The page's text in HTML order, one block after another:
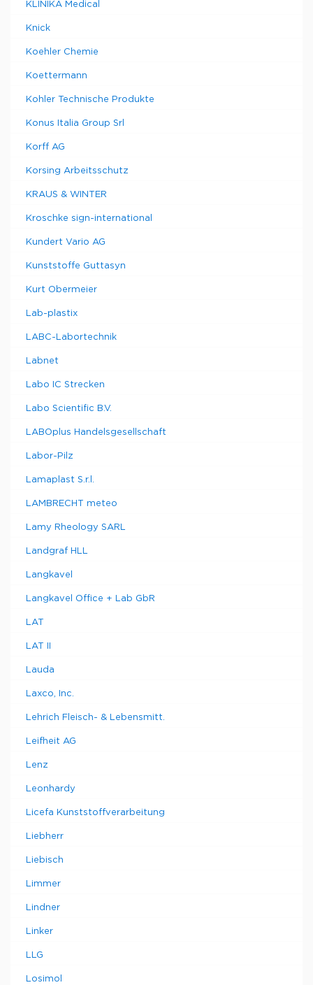
KLINIKA Medical
Knick
Koehler Chemie
Koettermann
Kohler Technische Produkte
Konus Italia Group Srl
Korff AG
Korsing Arbeitsschutz
KRAUS & WINTER
Kroschke sign-international
Kundert Vario AG
Kunststoffe Guttasyn
Kurt Obermeier
Lab-plastix
LABC-Labortechnik
Labnet
Labo IC Strecken
Labo Scientific B.V.
LABOplus Handelsgesellschaft
Labor-Pilz
Lamaplast S.r.l.
LAMBRECHT meteo
Lamy Rheology SARL
Landgraf HLL
Langkavel
Langkavel Office + Lab GbR
LAT
LAT II
Lauda
Laxco, Inc.
Lehrich Fleisch- & Lebensmitt.
Leifheit AG
Lenz
Leonhardy
Licefa Kunststoffverarbeitung
Liebherr
Liebisch
Limmer
Lindner
Linker
LLG
Losimol